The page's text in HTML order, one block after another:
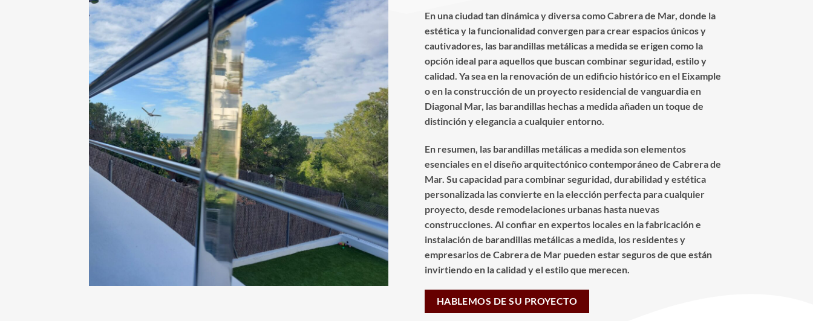
En una ciudad tan dinámica y diversa como Cabrera de Mar, donde la
estética y la funcionalidad convergen para crear espacios únicos y
cautivadores, las barandillas metálicas a medida se erigen como la
opción ideal para aquellos que buscan combinar seguridad, estilo y
calidad. Ya sea en la renovación de un edificio histórico en el Eixample
o en la construcción de un proyecto residencial de vanguardia en
Diagonal Mar, las barandillas hechas a medida añaden un toque de
distinción y elegancia a cualquier entorno.
En resumen, las barandillas metálicas a medida son elementos
esenciales en el diseño arquitectónico contemporáneo de Cabrera de
Mar. Su capacidad para combinar seguridad, durabilidad y estética
personalizada las convierte en la elección perfecta para cualquier
proyecto, desde remodelaciones urbanas hasta nuevas
construcciones. Al confiar en expertos locales en la fabricación e
instalación de barandillas metálicas a medida, los residentes y
empresarios de Cabrera de Mar pueden estar seguros de que están
invirtiendo en la calidad y el estilo que merecen.
HABLEMOS DE SU PROYECTO